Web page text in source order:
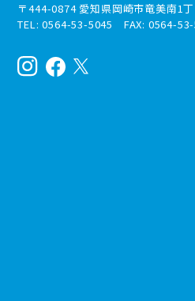
〒444-0874 愛知県岡崎市竜美南1
TEL: 0564-53-5045 FAX: 0564-